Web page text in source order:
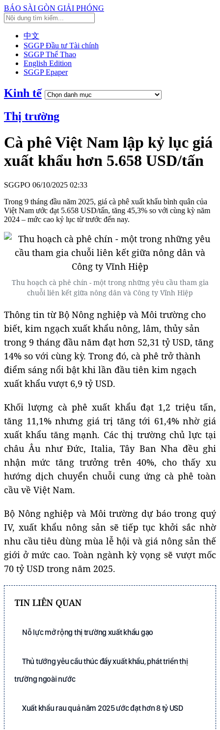
BÁO SÀI GÒN GIẢI PHÓNG
中文
SGGP Đầu tư Tài chính
SGGP Thể Thao
English Edition
SGGP Epaper
Kinh tế
Thị trường
Cà phê Việt Nam lập kỷ lục giá
xuất khẩu hơn 5.658 USD/tấn
SGGPO 06/10/2025 02:33
Trong 9 tháng đầu năm 2025, giá cà phê xuất khẩu bình quân của
Việt Nam ước đạt 5.658 USD/tấn, tăng 45,3% so với cùng kỳ năm
2024 – mức cao kỷ lục từ trước đến nay.
Thu hoạch cà phê chín - một trong những yêu cầu tham gia
chuỗi liên kết giữa nông dân và Công ty Vĩnh Hiệp
Thông tin từ Bộ Nông nghiệp và Môi trường cho
biết, kim ngạch xuất khẩu nông, lâm, thủy sản
trong 9 tháng đầu năm đạt hơn 52,31 tỷ USD, tăng
14% so với cùng kỳ. Trong đó, cà phê trở thành
điểm sáng nổi bật khi lần đầu tiên kim ngạch
xuất khẩu vượt 6,9 tỷ USD.
Khối lượng cà phê xuất khẩu đạt 1,2 triệu tấn,
tăng 11,1% nhưng giá trị tăng tới 61,4% nhờ giá
xuất khẩu tăng mạnh. Các thị trường chủ lực tại
châu Âu như Đức, Italia, Tây Ban Nha đều ghi
nhận mức tăng trưởng trên 40%, cho thấy xu
hướng dịch chuyển chuỗi cung ứng cà phê toàn
cầu về Việt Nam.
Bộ Nông nghiệp và Môi trường dự báo trong quý
IV, xuất khẩu nông sản sẽ tiếp tục khởi sắc nhờ
nhu cầu tiêu dùng mùa lễ hội và giá nông sản thế
giới ở mức cao. Toàn ngành kỳ vọng sẽ vượt mốc
70 tỷ USD trong năm 2025.
TIN LIÊN QUAN
Nỗ lực mở rộng thị trường xuất khẩu gạo
Thủ tướng yêu cầu thúc đẩy xuất khẩu, phát triển thị
trường ngoài nước
Xuất khẩu rau quả năm 2025 ước đạt hơn 8 tỷ USD